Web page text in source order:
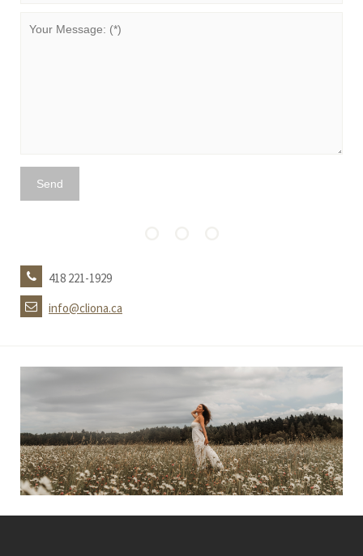
418 221-1929
info@cliona.ca